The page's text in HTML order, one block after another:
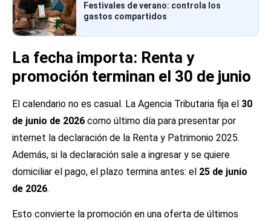
Festivales de verano: controla los
gastos compartidos
La fecha importa: Renta y
promoción terminan el 30 de junio
El calendario no es casual. La Agencia Tributaria fija el 30
de junio de 2026 como último día para presentar por
internet la declaración de la Renta y Patrimonio 2025.
Además, si la declaración sale a ingresar y se quiere
domiciliar el pago, el plazo termina antes: el 25 de junio
de 2026.
Esto convierte la promoción en una oferta de últimos